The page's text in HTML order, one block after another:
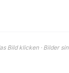
Bild klicken · Bilder